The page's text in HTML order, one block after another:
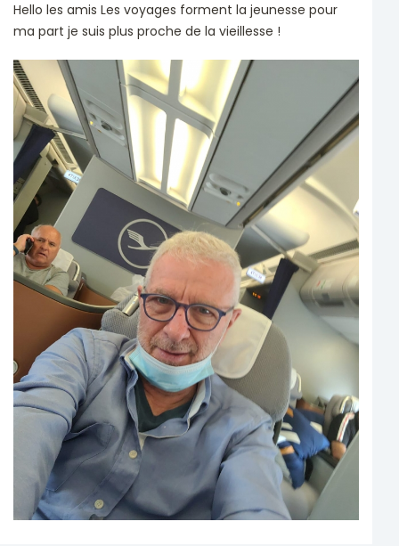
Hello les amis Les voyages forment la jeunesse pour
ma part je suis plus proche de la vieillesse !